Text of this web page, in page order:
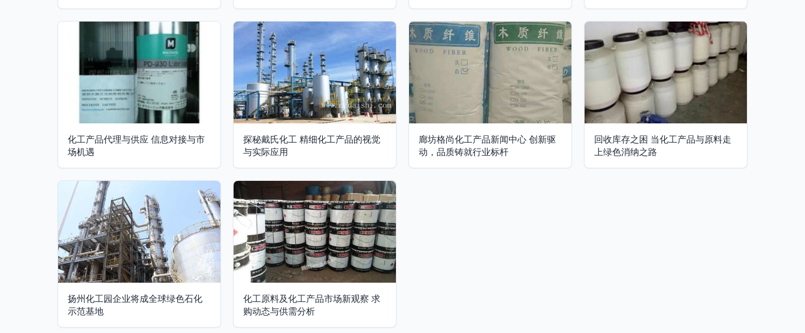
化工产品代理与供应 信息对接与市
场机遇
探秘戴氏化工 精细化工产品的视觉
与实际应用
廊坊格尚化工产品新闻中心 创新驱
动，品质铸就行业标杆
回收库存之困 当化工产品与原料走
上绿色消纳之路
扬州化工园企业将成全球绿色石化
示范基地
化工原料及化工产品市场新观察 求
购动态与供需分析